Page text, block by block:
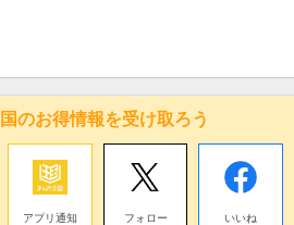
のお得情報を受け取ろう
アプリ通知 フォロー いいね